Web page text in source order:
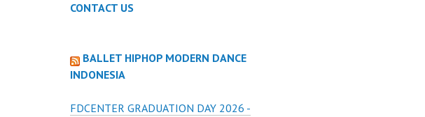
CONTACT US
BALLET HIPHOP MODERN DANCE
INDONESIA
FDCENTER GRADUATION DAY 2026 -